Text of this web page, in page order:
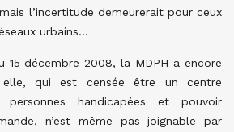
l’incertitude demeurerait pour ceux
urbains…
15 décembre 2008, la MDPH a encore
qui est censée être un centre
handicapées et pouvoir
n’est même pas joignable par